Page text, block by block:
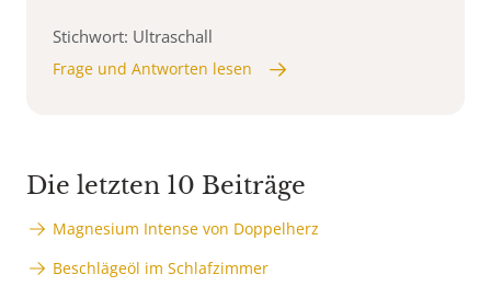
Stichwort: Ultraschall
Frage und Antworten lesen
Die letzten 10 Beiträge
Magnesium Intense von Doppelherz
Beschlägeöl im Schlafzimmer